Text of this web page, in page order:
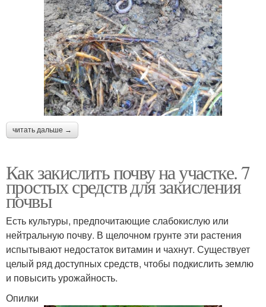
читать дальше →
Как закислить почву на участке. 7
простых средств для закисления
почвы
Есть культуры, предпочитающие слабокислую или
нейтральную почву. В щелочном грунте эти растения
испытывают недостаток витамин и чахнут. Существует
целый ряд доступных средств, чтобы подкислить землю
и повысить урожайность.
Опилки